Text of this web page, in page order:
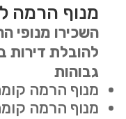
מנוף הרמה
השכירו מנופי
להובלת דירות
גבוהות
מנוף הרמה קומה
מנוף הרמה קומה